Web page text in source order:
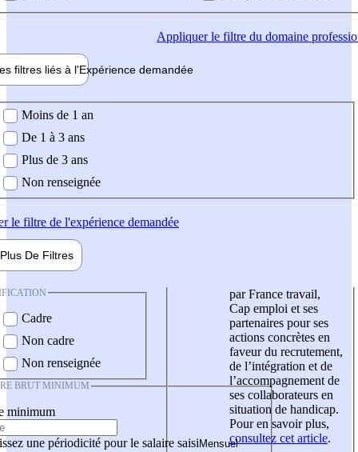
Appliquerle filtre du domaine
filtres liés à l'Expérience demandée
demandée
Moins de 1 an
De 1 à 3 ans
Plus de 3 ans
Non renseignée
le filtre de l'expérience demandée
Plus De Filtres
Cadre
Non cadre
Non renseignée
BRUT MINIMUM
minimum
une périodicité pour le salaire saisi
par France travail,
Cap emploi et ses
partenaires pour ses
actions concrètes en
faveur du recrutement,
de l’intégration et de
l’accompagnement de
ses collaborateurs en
situation de handicap.
Pour en savoir plus,
consultez cet article.